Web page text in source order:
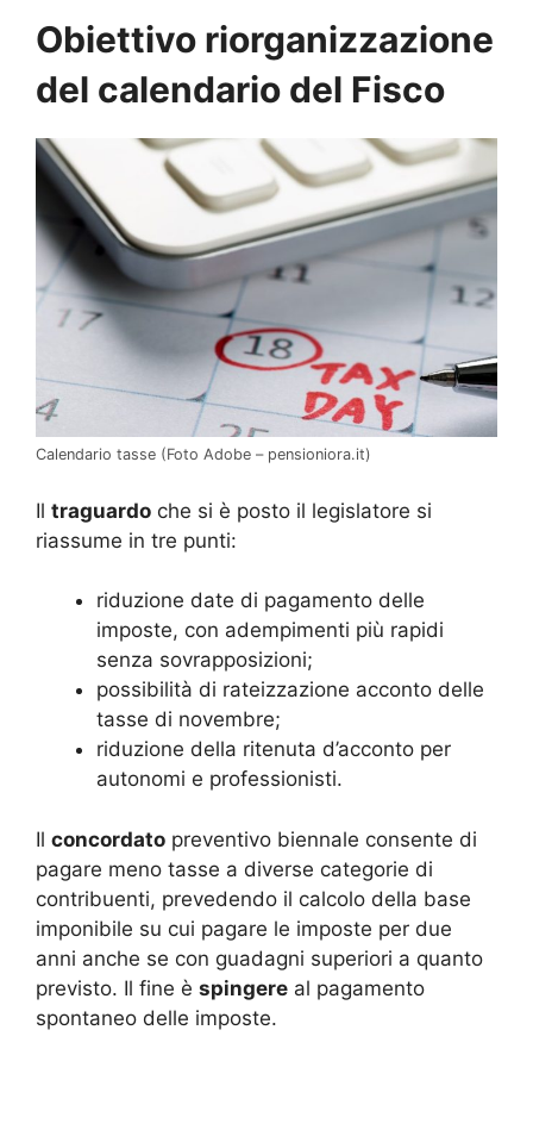
Obiettivo riorganizzazione
del calendario del Fisco
Calendario tasse (Foto Adobe – pensioniora.it)
Il traguardo che si è posto il legislatore si
riassume in tre punti:
riduzione date di pagamento delle
imposte, con adempimenti più rapidi
senza sovrapposizioni;
possibilità di rateizzazione acconto delle
tasse di novembre;
riduzione della ritenuta d’acconto per
autonomi e professionisti.
Il concordato preventivo biennale consente di
pagare meno tasse a diverse categorie di
contribuenti, prevedendo il calcolo della base
imponibile su cui pagare le imposte per due
anni anche se con guadagni superiori a quanto
previsto. Il fine è spingere al pagamento
spontaneo delle imposte.